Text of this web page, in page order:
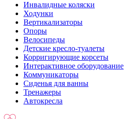
Инвалидные коляски
Ходунки
Вертикализаторы
Опоры
Велосипеды
Детские кресло-туалеты
Корригирующие корсеты
Интерактивное оборудование
Коммуникаторы
Сиденья для ванны
Тренажеры
Автокресла